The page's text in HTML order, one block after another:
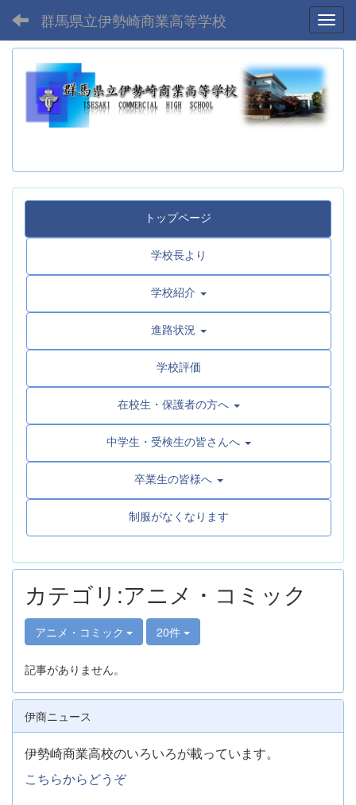
群馬県立伊勢崎商業高等学校
トップページ
学校長より
学校紹介
進路状況
学校評価
在校生・保護者の方へ
中学生・受検生の皆さんへ
卒業生の皆様へ
制服がなくなります
カテゴリ:アニメ・コミック
アニメ・コミック 20件
記事がありません。
伊商ニュース
伊勢崎商業高校のいろいろが載っています。
こちらからどうぞ